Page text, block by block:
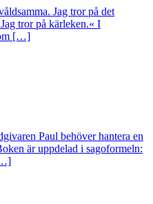
Jag tror på det
tror på kärleken.« I
[…]
Paul behöver hantera en
är uppdelad i sagoformeln: